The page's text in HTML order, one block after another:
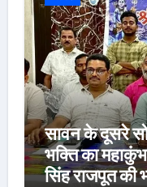
सावन के दूसरे
भक्ति का
सिंह राजपूत की